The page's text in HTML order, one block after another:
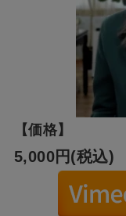
【価格】
5,000円(税込)